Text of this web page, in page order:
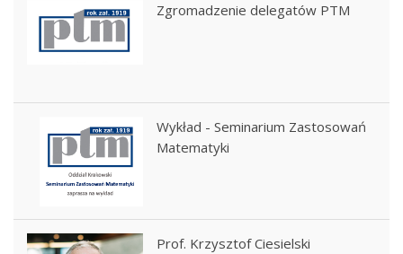
Zgromadzenie delegatów PTM
Wykład - Seminarium Zastosowań
Matematyki
Prof. Krzysztof Ciesielski